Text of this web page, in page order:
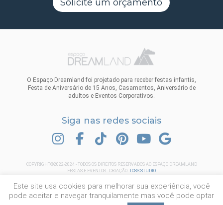
Solicite um orçamento
O Espaço Dreamland foi projetado para receber festas infantis,
Festa de Aniversário de 15 Anos, Casamentos, Aniversário de
adultos e Eventos Corporativos.
Siga nas redes sociais
INSTAGRAMFACEBOOKTIK TOK PINTERESTYOUTUBE
COPYRIGHT©2022-2024 - TODOS OS DIREITOS RESERVADOS AO ESPAÇO DREAMLAND
FESTAS E EVENTOS . CRIAÇÃO:TOSS STUDIO
Este site usa cookies para melhorar sua experiência, você
pode aceitar e navegar tranquilamente mas você pode optar